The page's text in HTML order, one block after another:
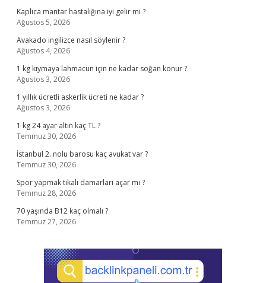
Kaplıca mantar hastalığına iyi gelir mi ?
Ağustos 5, 2026
Avakado ingilizce nasıl söylenir ?
Ağustos 4, 2026
1 kg kıymaya lahmacun için ne kadar soğan konur ?
Ağustos 3, 2026
1 yıllık ücretli askerlik ücreti ne kadar ?
Ağustos 3, 2026
1 kg 24 ayar altın kaç TL ?
Temmuz 30, 2026
İstanbul 2. nolu barosu kaç avukat var ?
Temmuz 30, 2026
Spor yapmak tıkalı damarları açar mı ?
Temmuz 28, 2026
70 yaşında B12 kaç olmalı ?
Temmuz 27, 2026